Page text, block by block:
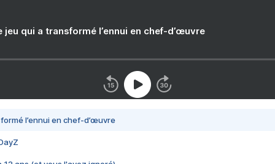
jeu qui a transformé l’ennui en chef-d’œuvre
l’ennui en chef-d’œuvre